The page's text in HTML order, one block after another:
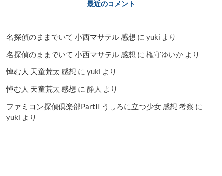
最近のコメント
名探偵のままでいて 小西マサテル 感想 にyuki より
名探偵のままでいて 小西マサテル 感想 に権守ゆいか より
悼む人 天童荒太 感想 にyuki より
悼む人 天童荒太 感想 に静人 より
ファミコン探偵倶楽部PartII うしろに立つ少女 感想 考察 に
yuki より